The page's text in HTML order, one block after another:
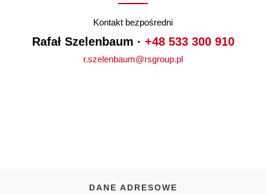
Kontakt bezpośredni
Rafał Szelenbaum · +48 533 300 910
r.szelenbaum@rsgroup.pl
DANE ADRESOWE